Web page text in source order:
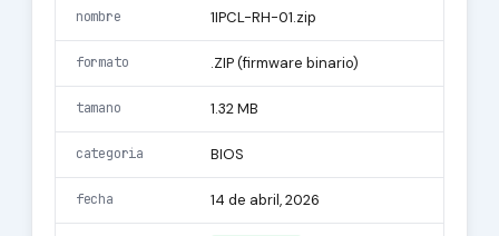
nombre 1IPCL-RH-01.zip
formato .ZIP (firmware binario)
tamano 1.32 MB
categoria BIOS
fecha 14 de abril, 2026